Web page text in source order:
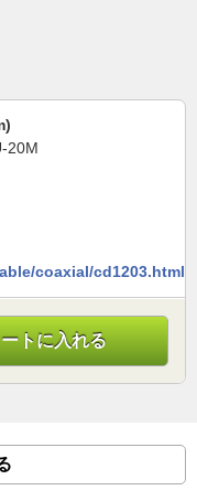
20M
coaxial/cd1203.html
トに入れる